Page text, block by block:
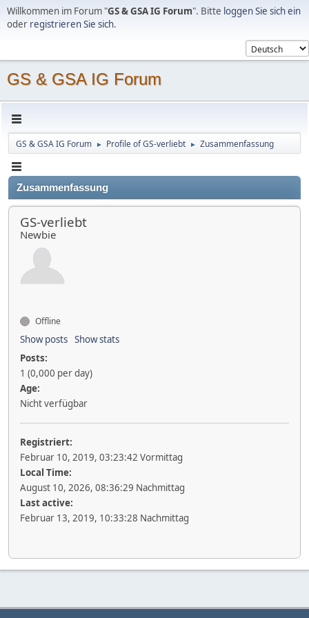
Willkommen im Forum "GS & GSA IG Forum". Bitte loggen Sie sich ein
oder registrieren Sie sich.
GS & GSA IG Forum
GS & GSA IG Forum ► Profile of GS-verliebt ► Zusammenfassung
Zusammenfassung
GS-verliebt
Newbie
Offline
Show posts Show stats
Posts:
1 (0,000 per day)
Age:
Nicht verfügbar
Registriert:
Februar 10, 2019, 03:23:42 Vormittag
Local Time:
August 10, 2026, 08:36:29 Nachmittag
Last active:
Februar 13, 2019, 10:33:28 Nachmittag